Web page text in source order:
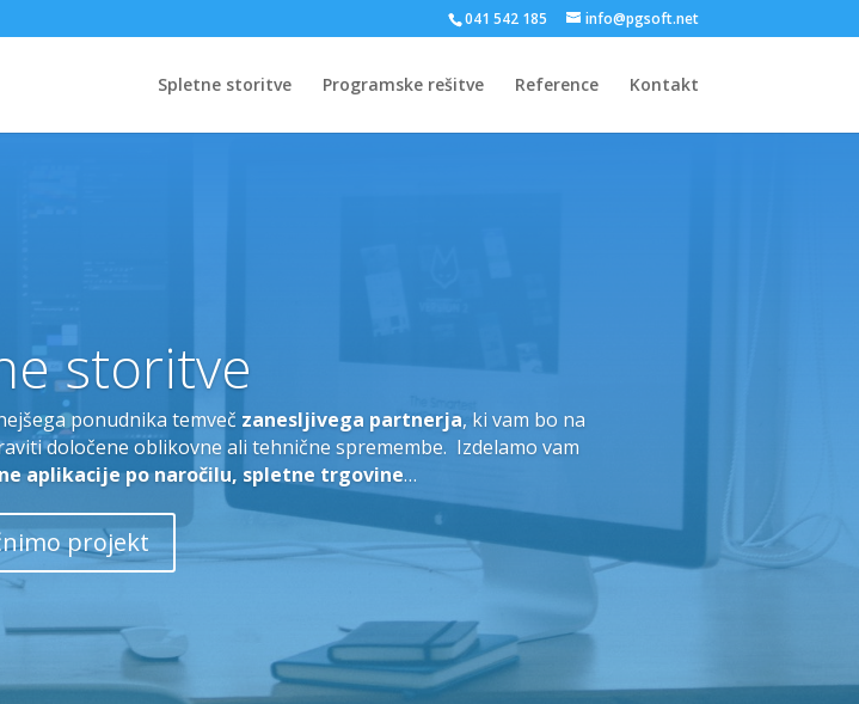
041 542 185 info@pgsoft.net
Spletne storitve Programske rešitve Reference Kontakt
- Outsourcing
virov za izpeljavo kritično pomembnih projektov, ste deležni
je za vas prava rešitev outsourcing razvoja programske
opreme.
izvedeti več